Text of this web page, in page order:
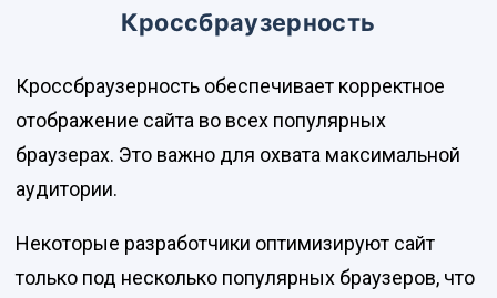
Кроссбраузерность
Кроссбраузерность обеспечивает корректное
отображение сайта во всех популярных
браузерах. Это важно для охвата максимальной
аудитории.
Некоторые разработчики оптимизируют сайт
только под несколько популярных браузеров, что